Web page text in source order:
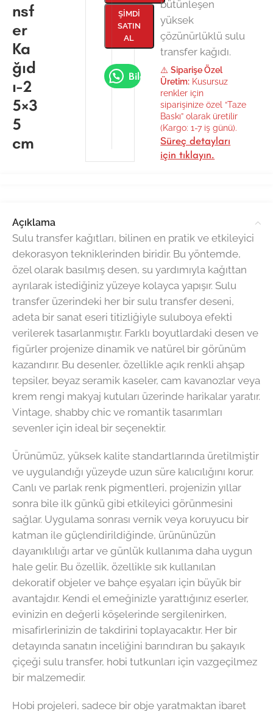
nsf
er
Ka
ğıd
ı-2
5×3
5
cm
ŞIMDI
SATIN
AL
Bilgi Al
bütünleşen
yüksek
çözünürlüklü sulu
transfer kağıdı.
⚠️Siparişe Özel
Üretim: Kusursuz
renkler için
siparişinize özel “Taze
Baskı” olarak üretilir
(Kargo: 1-7 iş günü).
Süreç detayları
için tıklayın.
Açıklama
Sulu transfer kağıtları, bilinen en pratik ve etkileyici
dekorasyon tekniklerinden biridir. Bu yöntemde,
özel olarak basılmış desen, su yardımıyla kağıttan
ayrılarak istediğiniz yüzeye kolayca yapışır. Sulu
transfer üzerindeki her bir sulu transfer deseni,
adeta bir sanat eseri titizliğiyle suluboya efekti
verilerek tasarlanmıştır. Farklı boyutlardaki desen ve
figürler projenize dinamik ve natürel bir görünüm
kazandırır. Bu desenler, özellikle açık renkli ahşap
tepsiler, beyaz seramik kaseler, cam kavanozlar veya
krem rengi makyaj kutuları üzerinde harikalar yaratır.
Vintage, shabby chic ve romantik tasarımları
sevenler için ideal bir seçenektir.
Ürünümüz, yüksek kalite standartlarında üretilmiştir
ve uygulandığı yüzeyde uzun süre kalıcılığını korur.
Canlı ve parlak renk pigmentleri, projenizin yıllar
sonra bile ilk günkü gibi etkileyici görünmesini
sağlar. Uygulama sonrası vernik veya koruyucu bir
katman ile güçlendirildiğinde, ürününüzün
dayanıklılığı artar ve günlük kullanıma daha uygun
hale gelir. Bu özellik, özellikle sık kullanılan
dekoratif objeler ve bahçe eşyaları için büyük bir
avantajdır. Kendi el emeğinizle yarattığınız eserler,
evinizin en değerli köşelerinde sergilenirken,
misafirlerinizin de takdirini toplayacaktır. Her bir
detayında sanatın inceliğini barındıran bu şakayık
çiçeği sulu transfer, hobi tutkunları için vazgeçilmez
bir malzemedir.
Hobi projeleri, sadece bir obje yaratmaktan ibaret